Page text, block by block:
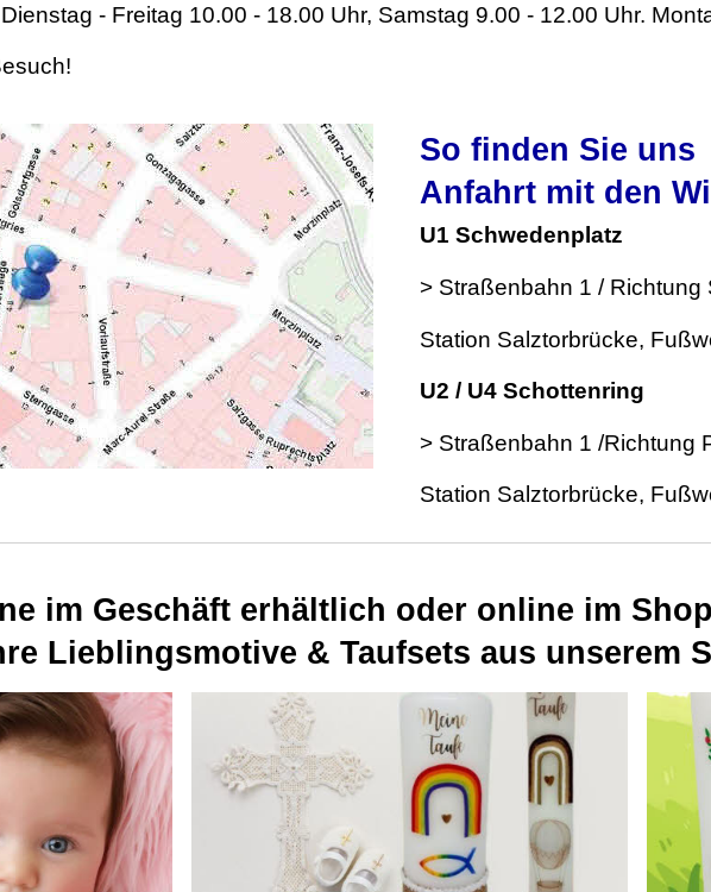
Dienstag - Freitag 10.00 - 18.00 Uhr, Samstag 9.00 - 12.00 Uhr.
So finden Sie uns
Anfahrt mit den
U1 Schwedenplatz
> Straßenbahn 1 / Richtung
Station Salztorbrücke,
U2 / U4 Schottenring
> Straßenbahn 1 /Richtung
Station Salztorbrücke,
im Geschäft erhältlich oder online im
Lieblingsmotive & Taufsets aus unserem